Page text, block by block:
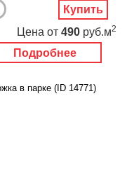
Подробнее
Цена от 490 руб.м2
Купить
в парке (ID 14771)